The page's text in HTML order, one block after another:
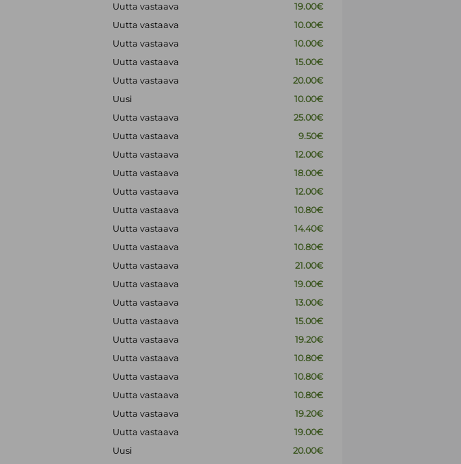
Uutta vastaava
19.00€
Uutta vastaava
10.00€
Uutta vastaava
10.00€
Uutta vastaava
15.00€
Uutta vastaava
20.00€
Uusi
10.00€
Uutta vastaava
25.00€
Uutta vastaava
9.50€
Uutta vastaava
12.00€
Uutta vastaava
18.00€
Uutta vastaava
12.00€
Uutta vastaava
10.80€
Uutta vastaava
14.40€
Uutta vastaava
10.80€
Uutta vastaava
21.00€
Uutta vastaava
19.00€
Uutta vastaava
13.00€
Uutta vastaava
15.00€
Uutta vastaava
19.20€
Uutta vastaava
10.80€
Uutta vastaava
10.80€
Uutta vastaava
10.80€
Uutta vastaava
19.20€
Uutta vastaava
19.00€
Uusi
20.00€